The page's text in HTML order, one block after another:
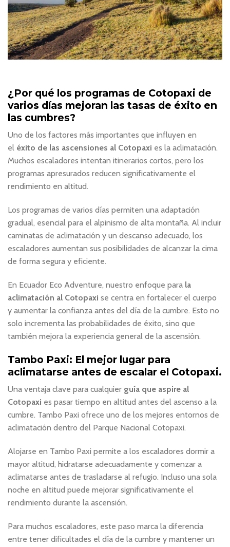
¿Por qué los programas de Cotopaxi de
varios días mejoran las tasas de éxito en
las cumbres?
Uno de los factores más importantes que influyen en
el éxito de las ascensiones al Cotopaxi es la aclimatación.
Muchos escaladores intentan itinerarios cortos, pero los
programas apresurados reducen significativamente el
rendimiento en altitud.
Los programas de varios días permiten una adaptación
gradual, esencial para el alpinismo de alta montaña. Al incluir
caminatas de aclimatación y un descanso adecuado, los
escaladores aumentan sus posibilidades de alcanzar la cima
de forma segura y eficiente.
En Ecuador Eco Adventure, nuestro enfoque para la
aclimatación al Cotopaxi se centra en fortalecer el cuerpo
y aumentar la confianza antes del día de la cumbre. Esto no
solo incrementa las probabilidades de éxito, sino que
también mejora la experiencia general de la ascensión.
Tambo Paxi: El mejor lugar para
aclimatarse antes de escalar el Cotopaxi.
Una ventaja clave para cualquier guía que aspire al
Cotopaxi es pasar tiempo en altitud antes del ascenso a la
cumbre. Tambo Paxi ofrece uno de los mejores entornos de
aclimatación dentro del Parque Nacional Cotopaxi.
Alojarse en Tambo Paxi permite a los escaladores dormir a
mayor altitud, hidratarse adecuadamente y comenzar a
aclimatarse antes de trasladarse al refugio. Incluso una sola
noche en altitud puede mejorar significativamente el
rendimiento durante la ascensión.
Para muchos escaladores, este paso marca la diferencia
entre tener dificultades el día de la cumbre y mantener un